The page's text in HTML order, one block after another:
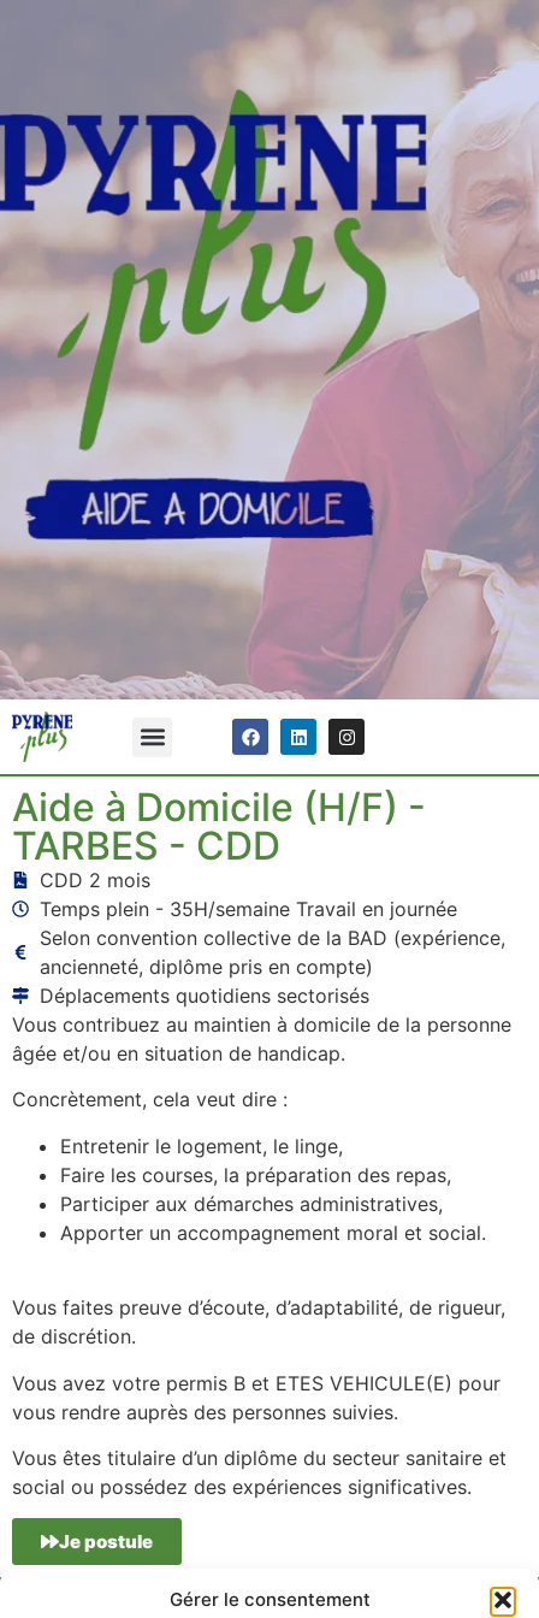
Gérer le consentement
Aide à Domicile (H/F) -
TARBES - CDD
CDD 2 mois
Temps plein - 35H/semaine Travail en journée
Selon convention collective de la BAD (expérience,
ancienneté, diplôme pris en compte)
Déplacements quotidiens sectorisés
Vous contribuez au maintien à domicile de la personne
âgée et/ou en situation de handicap.
Concrètement, cela veut dire :
Entretenir le logement, le linge,
Faire les courses, la préparation des repas,
Participer aux démarches administratives,
Apporter un accompagnement moral et social.
Vous faites preuve d’écoute, d’adaptabilité, de rigueur,
de discrétion.
Vous avez votre permis B et ETES VEHICULE(E) pour
vous rendre auprès des personnes suivies.
Vous êtes titulaire d’un diplôme du secteur sanitaire et
social ou possédez des expériences significatives.
Je postule